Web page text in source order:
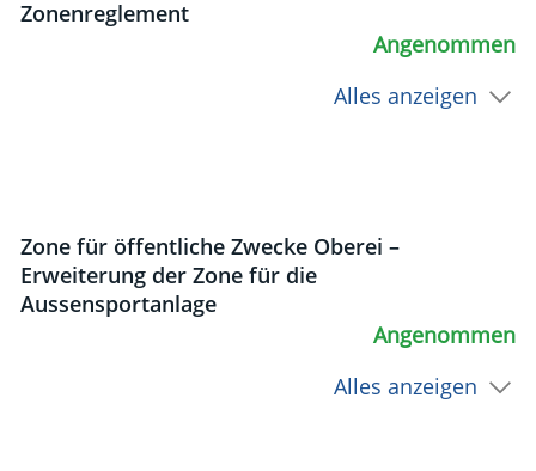
Zonenreglement
Angenommen
Alles anzeigen
Zone für öffentliche Zwecke Oberei –
Erweiterung der Zone für die
Aussensportanlage
Angenommen
Alles anzeigen